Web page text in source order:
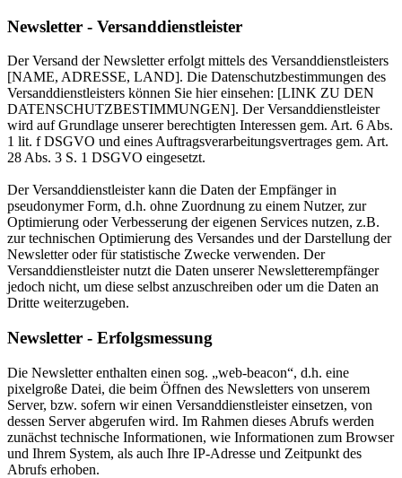
Newsletter - Versanddienstleister
Der Versand der Newsletter erfolgt mittels des Versanddienstleisters
[NAME, ADRESSE, LAND]. Die Datenschutzbestimmungen des
Versanddienstleisters können Sie hier einsehen: [LINK ZU DEN
DATENSCHUTZBESTIMMUNGEN]. Der Versanddienstleister
wird auf Grundlage unserer berechtigten Interessen gem. Art. 6 Abs.
1 lit. f DSGVO und eines Auftragsverarbeitungsvertrages gem. Art.
28 Abs. 3 S. 1 DSGVO eingesetzt.
Der Versanddienstleister kann die Daten der Empfänger in
pseudonymer Form, d.h. ohne Zuordnung zu einem Nutzer, zur
Optimierung oder Verbesserung der eigenen Services nutzen, z.B.
zur technischen Optimierung des Versandes und der Darstellung der
Newsletter oder für statistische Zwecke verwenden. Der
Versanddienstleister nutzt die Daten unserer Newsletterempfänger
jedoch nicht, um diese selbst anzuschreiben oder um die Daten an
Dritte weiterzugeben.
Newsletter - Erfolgsmessung
Die Newsletter enthalten einen sog. „web-beacon“, d.h. eine
pixelgroße Datei, die beim Öffnen des Newsletters von unserem
Server, bzw. sofern wir einen Versanddienstleister einsetzen, von
dessen Server abgerufen wird. Im Rahmen dieses Abrufs werden
zunächst technische Informationen, wie Informationen zum Browser
und Ihrem System, als auch Ihre IP-Adresse und Zeitpunkt des
Abrufs erhoben.